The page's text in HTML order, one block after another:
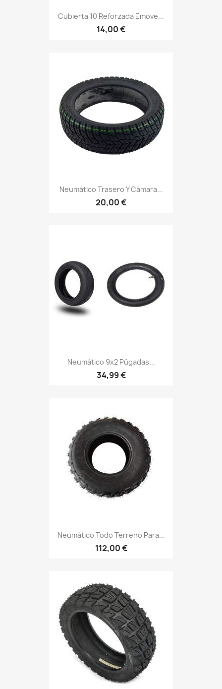
Cubierta 10 Reforzada Emove...
14,00 €
Neumático Trasero Y Cámara...
20,00 €
Neumático 9x2 Púgadas...
34,99 €
Neumático Todo Terreno Para...
112,00 €